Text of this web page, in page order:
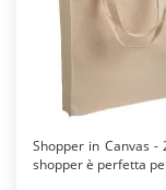
Shopper in Canvas -
shopper è perfetta